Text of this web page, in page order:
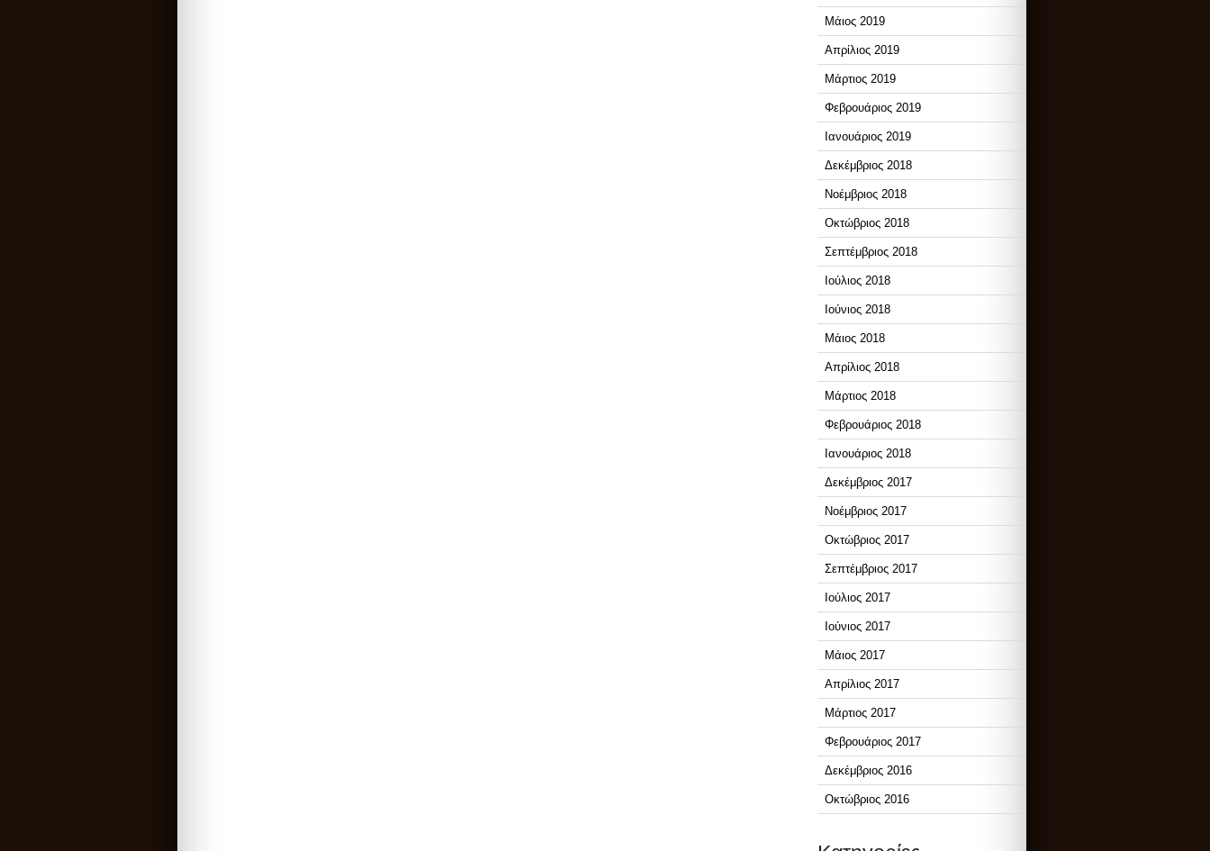
Μάιος 2019
Απρίλιος 2019
Μάρτιος 2019
Φεβρουάριος 2019
Ιανουάριος 2019
Δεκέμβριος 2018
Νοέμβριος 2018
Οκτώβριος 2018
Σεπτέμβριος 2018
Ιούλιος 2018
Ιούνιος 2018
Μάιος 2018
Απρίλιος 2018
Μάρτιος 2018
Φεβρουάριος 2018
Ιανουάριος 2018
Δεκέμβριος 2017
Νοέμβριος 2017
Οκτώβριος 2017
Σεπτέμβριος 2017
Ιούλιος 2017
Ιούνιος 2017
Μάιος 2017
Απρίλιος 2017
Μάρτιος 2017
Φεβρουάριος 2017
Δεκέμβριος 2016
Οκτώβριος 2016